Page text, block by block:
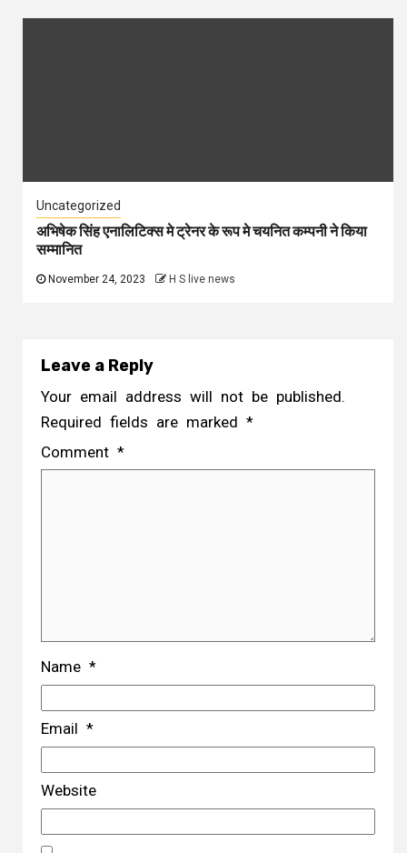
Uncategorized
अभिषेक सिंह एनालिटिक्स मे ट्रेनर के रूप मे चयनित कम्पनी ने किया
सम्मानित
November 24, 2023 H S live news
Leave a Reply
Your email address will not be published.
Required fields are marked *
Comment *
Name *
Email *
Website